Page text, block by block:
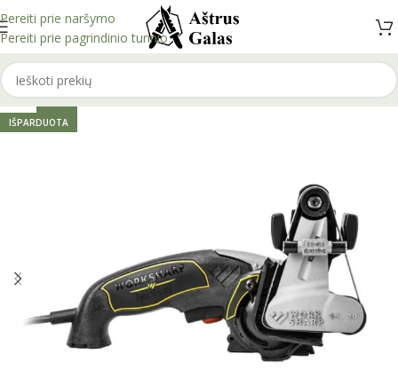
Pereiti prie naršymo
Pereiti prie pagrindinio turinio
IŠPARDUOTA